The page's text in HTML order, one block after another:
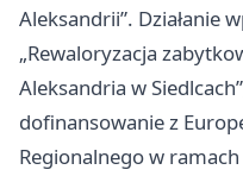
Aleksandrii”. Działanie
„Rewaloryzacja
Aleksandria w
dofinansowanie z
Regionalnego w